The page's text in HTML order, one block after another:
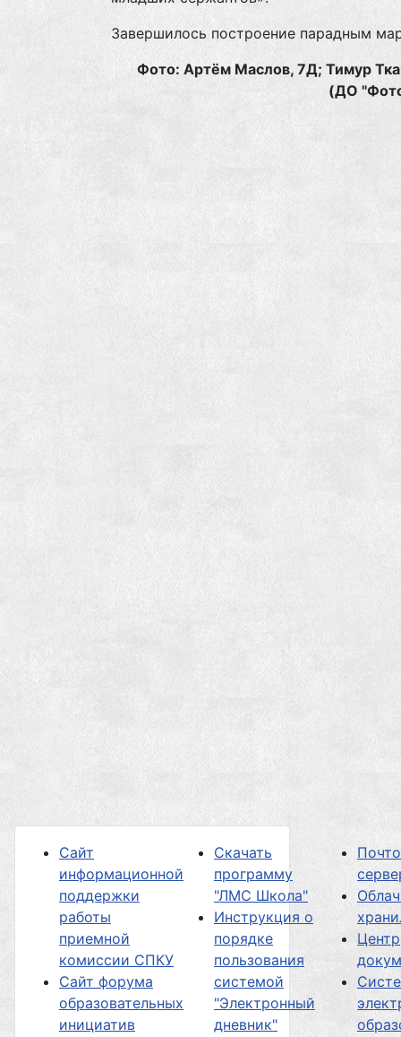
Завершилось построение парадным
Фото: Артём Маслов, 7Д; Тимур
(ДО
Сайт
информационной
поддержки
работы
приемной
комиссии СПКУ
Сайт форума
образовательных
инициатив
Скачать
программу
"ЛМС Школа"
Инструкция о
порядке
пользования
системой
"Электронный
дневник"
Центр